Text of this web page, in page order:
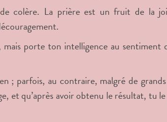
colère. La prière est un fruit de la
porte ton intelligence au sentiment
; parfois, au contraire, malgré de
et qu’après avoir obtenu le résultat, tu le